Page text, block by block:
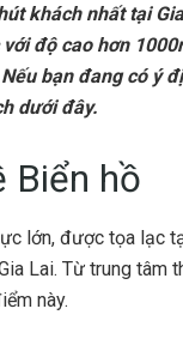
khách nhất tại
độ cao hơn
bạn đang có ý
dưới đây.
Biển hồ
lớn, được tọa lạc
Lai. Từ trung tâm
này.